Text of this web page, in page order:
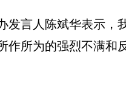
言人陈斌华表示，我
作所为的强烈不满和